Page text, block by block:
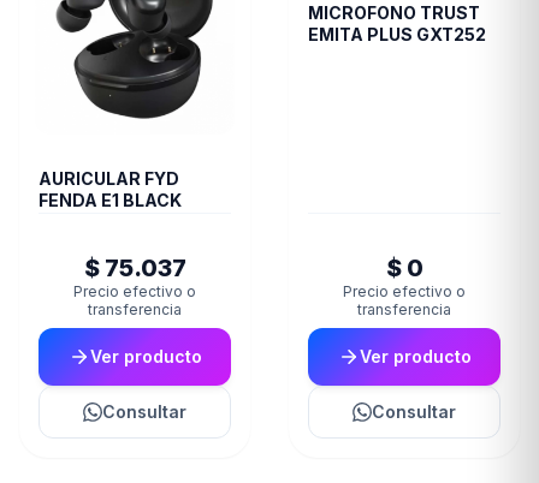
AURICULAR FYD
FENDA E1 BLACK
$ 75.037
Precio efectivo o
transferencia
Ver producto
Consultar
MICROFONO TRUST
EMITA PLUS GXT252
$ 0
Precio efectivo o
transferencia
Ver producto
Consultar